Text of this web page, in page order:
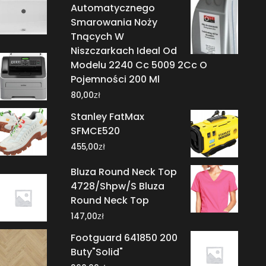
Automatycznego
Smarowania Noży
Tnących W
Niszczarkach Ideal Od
Modelu 2240 Cc 5009 2Cc O
Pojemności 200 Ml
80,00zł
Stanley FatMax
SFMCE520
455,00zł
Bluza Round Neck Top
4728/Shpw/S Bluza
Round Neck Top
147,00zł
Footguard 641850 200
Buty"Solid"